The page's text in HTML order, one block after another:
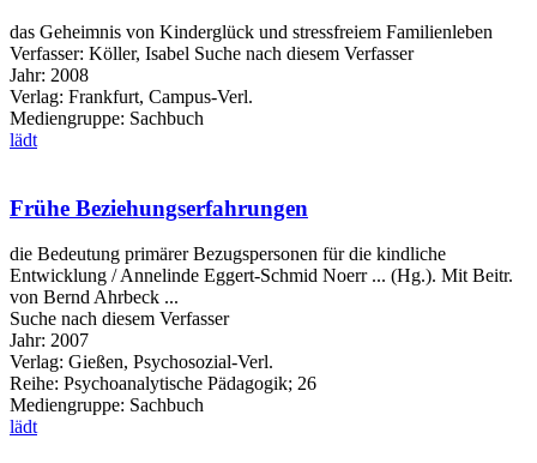
das Geheimnis von Kinderglück und stressfreiem Familienleben
Verfasser: Köller, Isabel Suche nach diesem Verfasser
Jahr: 2008
Verlag: Frankfurt, Campus-Verl.
Mediengruppe: Sachbuch
lädt
Frühe Beziehungserfahrungen
die Bedeutung primärer Bezugspersonen für die kindliche
Entwicklung / Annelinde Eggert-Schmid Noerr ... (Hg.). Mit Beitr.
von Bernd Ahrbeck ...
Suche nach diesem Verfasser
Jahr: 2007
Verlag: Gießen, Psychosozial-Verl.
Reihe: Psychoanalytische Pädagogik; 26
Mediengruppe: Sachbuch
lädt